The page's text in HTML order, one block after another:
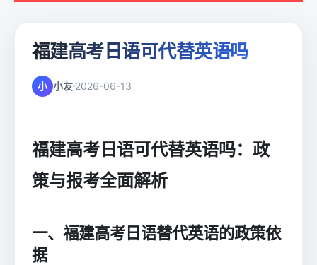
福建高考日语可代替英语吗
小 小友 2026-06-13
福建高考日语可代替英语吗：政
策与报考全面解析
一、福建高考日语替代英语的政策依
据